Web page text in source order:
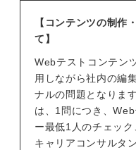
【コンテンツの制作
て】
Webテストコンテン
用しながら社内の編
ナルの問題となりま
は、1問につき、
ー最低1人のチェッ
キャリアコンサルタ